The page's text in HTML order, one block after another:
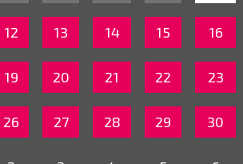
12 13 14 15 16
19 20 21 22 23
26 27 28 29 30